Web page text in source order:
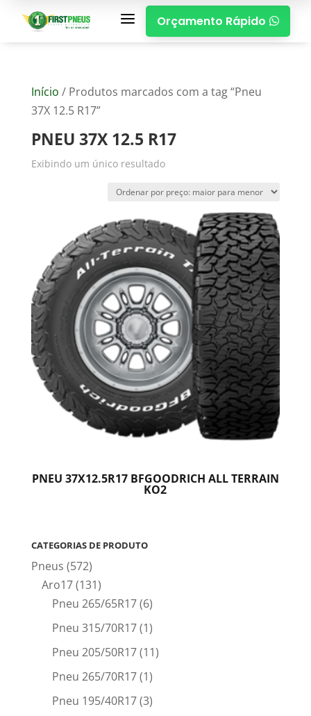
a Orçamento Rápido 
Início / Produtos marcados com a tag “Pneu
37X 12.5 R17”
PNEU 37X 12.5 R17
Exibindo um único resultado
PNEU 37X12.5R17 BFGOODRICH ALL TERRAIN
KO2
CATEGORIAS DE PRODUTO
Pneus (572)
Aro17(131)
Pneu 265/65R17(6)
Pneu 315/70R17(1)
Pneu 205/50R17(11)
Pneu 265/70R17(1)
Pneu 195/40R17(3)